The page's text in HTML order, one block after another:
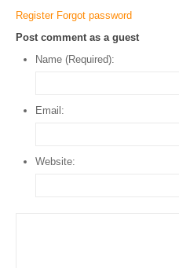
Register Forgot password
Post comment as a guest
Name (Required):
Email:
Website: